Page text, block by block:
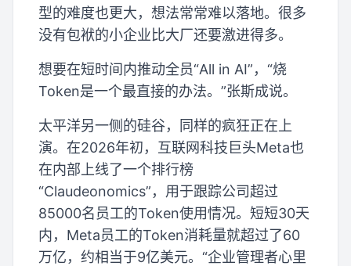
型的难度也更大，想法常常难以落地。很多
没有包袱的小企业比大厂还要激进得多。
想要在短时间内推动全员“All in AI”，“烧
Token是一个最直接的办法。”张斯成说。
太平洋另一侧的硅谷，同样的疯狂正在上
演。在2026年初，互联网科技巨头Meta也
在内部上线了一个排行榜
“Claudeonomics”，用于跟踪公司超过
85000名员工的Token使用情况。短短30天
内，Meta员工的Token消耗量就超过了60
万亿，约相当于9亿美元。“企业管理者心里